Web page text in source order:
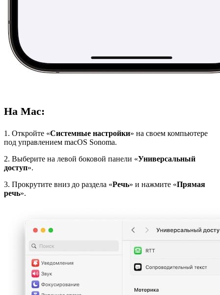
На Mac:
1. Откройте «Системные настройки» на своем компьютере
под управлением macOS Sonoma.
2. Выберите на левой боковой панели «Универсальный
доступ».
3. Прокрутите вниз до раздела «Речь» и нажмите «Прямая
речь».